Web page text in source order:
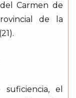
Carmen de
de la
el